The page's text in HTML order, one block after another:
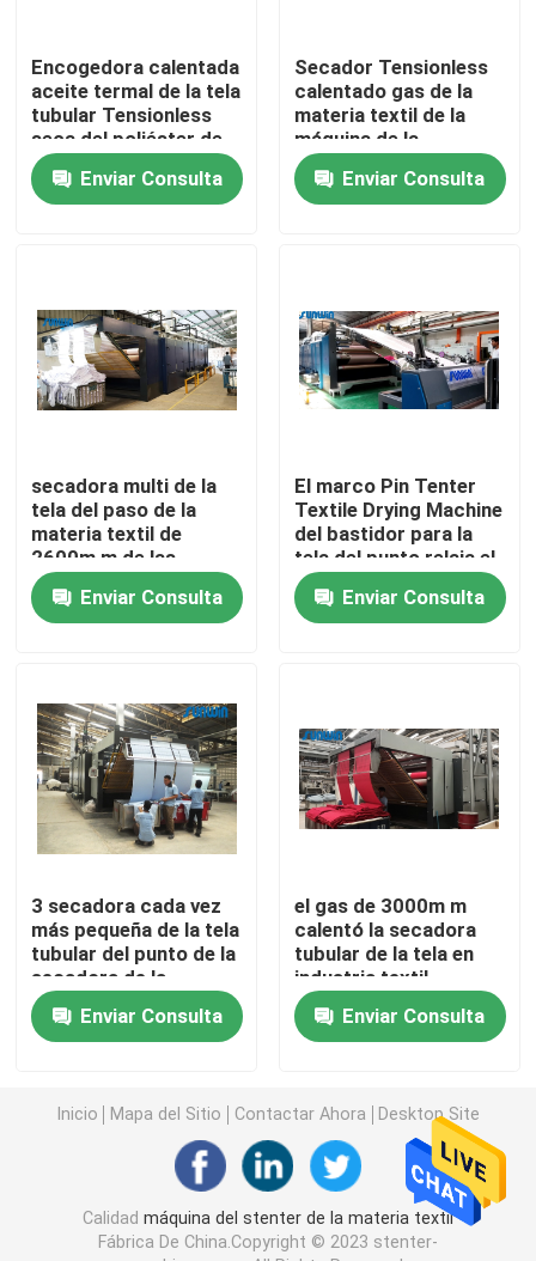
Sobre nosotros
Contactos
máquina del stenter de la materia textil
Máquina de Stenter del aire caliente
Máquina de Stenter de la tela
Secadora de la materia textil
Aprestadora de la materia textil
Máquina del marco del bastidor
Impresora de materia textil
Secadora de la caída
Relaje una máquina más seca
Encogedora calentada
aceite termal de la tela
tubular Tensionless
seca del poliéster de
la máquina de la
suavidadEnviar Consulta
Secador Tensionless
calentado gas de la
materia textil de la
máquina de la
relajación de la tela de
170 gradosEnviar Consulta
secadora multi de la
tela del paso de la
materia textil de
2600m m de las
cámaras tubulares de
la secadora 6
Enviar Consulta
El marco Pin Tenter
Textile Drying Machine
del bastidor para la
tela del punto relaja el
secador 2600m m
Enviar Consulta
3 secadora cada vez
más pequeña de la tela
tubular del punto de la
secadora de la
materia textil del paso
132KWEnviar Consulta
el gas de 3000m m
calentó la secadora
tubular de la tela en
industria textil
Enviar Consulta
Inicio Mapa del Sitio Contactar Ahora Desktop Site
Calidad máquina del stenter de la materia textil
Fábrica De China.Copyright © 2023 stenter-